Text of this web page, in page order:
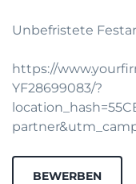
Unbefristete
https://
YF28699083/?
BEWERBEN